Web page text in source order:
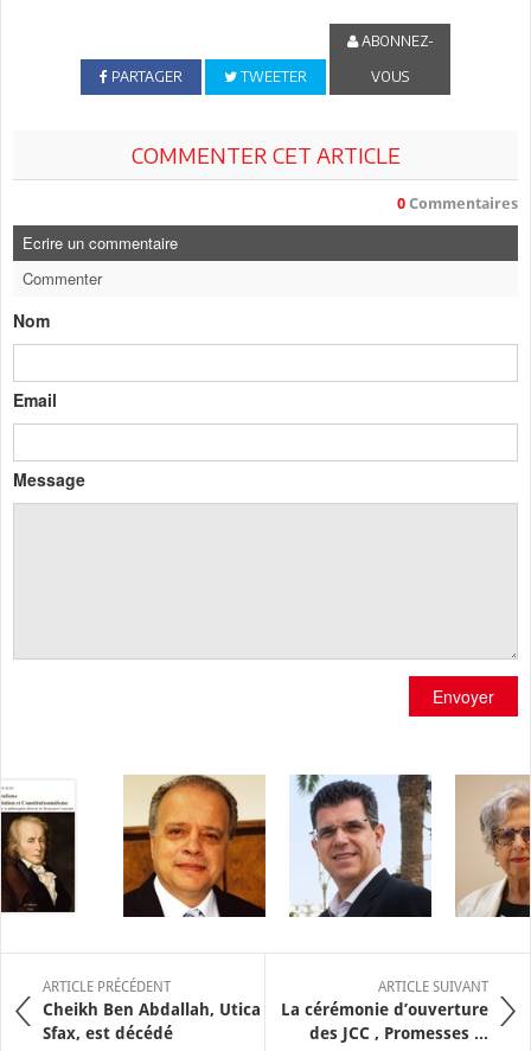
PARTAGER TWEETER
ABONNEZ-
VOUS
COMMENTER CET ARTICLE
0 Commentaires
Ecrire un commentaire
Commenter
Nom
Email
Message
Envoyer
ARTICLE PRÉCÉDENT
Cheikh Ben Abdallah, Utica
Sfax, est décédé
ARTICLE SUIVANT
La cérémonie d’ouverture
des JCC , Promesses ...